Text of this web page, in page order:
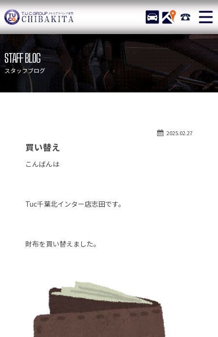
TUCグループ メルセデスベ
STOCK ACCESS 043-
ニュース
在庫リスト
目玉車両一覧
店舗紹介
保証＆サービス
アクセスマップ
自動車保険
STAFF BLOG
スタッフブログ
2025.02.27
買い替え
こんばんは
Tuc千葉北インター店志田です。
財布を買い替えました。